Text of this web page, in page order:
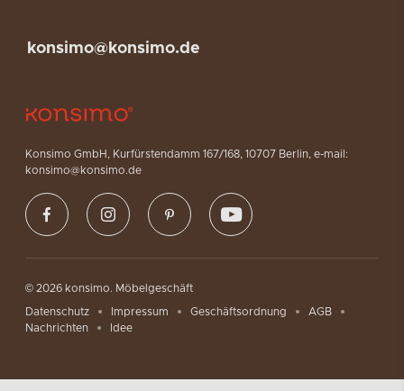
Konsimo GmbH, Kurfürstendamm 167/168, 10707 Berlin, e-mail:
konsimo@konsimo.de
konsimo@konsimo.de
© 2026 konsimo. Möbelgeschäft
Datenschutz Impressum Geschäftsordnung
AGB
Nachrichten
Idee